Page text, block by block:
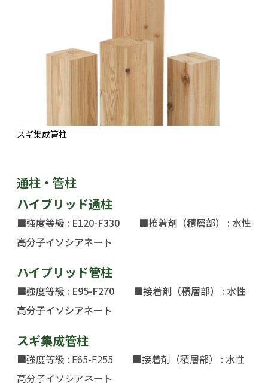
スギ集成管柱
通柱・管柱
ハイブリッド通柱
■強度等級 : E120-F330 ■接着剤（積層部） : 水性
高分子イソシアネート
ハイブリッド管柱
■強度等級 : E95-F270 ■接着剤（積層部） : 水性
高分子イソシアネート
スギ集成管柱
■強度等級 : E65-F255 ■接着剤（積層部） : 水性
高分子イソシアネート